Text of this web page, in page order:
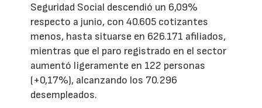
Seguridad Social descendió un 6,09%
respecto a junio, con 40.605 cotizantes
menos, hasta situarse en 626.171 afiliados,
mientras que el paro registrado en el sector
aumentó ligeramente en 122 personas
(+0,17%), alcanzando los 70.296
desempleados.